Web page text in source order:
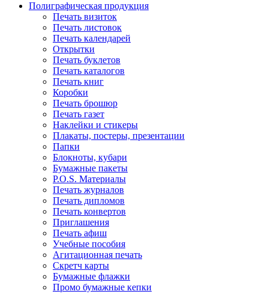
Полиграфическая продукция
Печать визиток
Печать листовок
Печать календарей
Открытки
Печать буклетов
Печать каталогов
Печать книг
Коробки
Печать брошюр
Печать газет
Наклейки и стикеры
Плакаты, постеры, презентации
Папки
Блокноты, кубари
Бумажные пакеты
P.O.S. Материалы
Печать журналов
Печать дипломов
Печать конвертов
Приглашения
Печать афиш
Учебные пособия
Агитационная печать
Скретч карты
Бумажные флажки
Промо бумажные кепки